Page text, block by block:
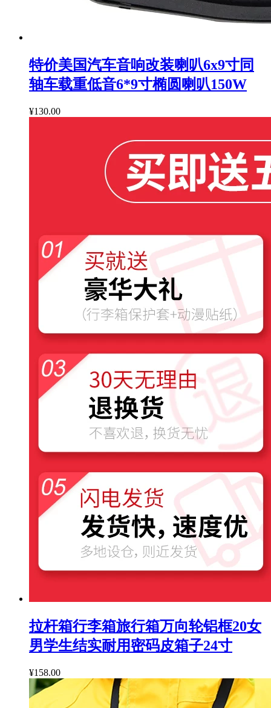
特价美国汽车音响改装喇叭6x9寸同
轴车载重低音6*9寸椭圆喇叭150W
¥130.00
拉杆箱行李箱旅行箱万向轮铝框20女
男学生结实耐用密码皮箱子24寸
¥158.00